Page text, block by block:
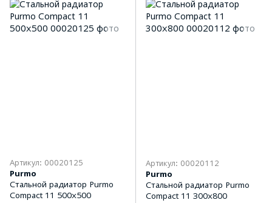
Артикул: 00020125
Purmo
Стальной радиатор Purmo
Compact 11 500х500
Артикул: 00020112
Purmo
Стальной радиатор Purmo
Compact 11 300х800